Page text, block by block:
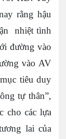
rằng hậu
nhiệt tình
đường vào
vào AV
tiêu duy
tự thân”,
cho các lựa
lai của